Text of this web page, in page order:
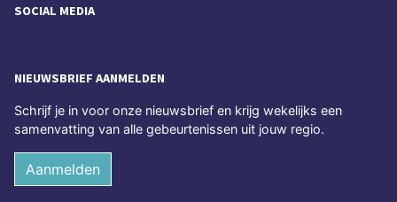
SOCIAL MEDIA
NIEUWSBRIEF AANMELDEN
Schrijf je in voor onze nieuwsbrief en krijg wekelijks een
samenvatting van alle gebeurtenissen uit jouw regio.
Aanmelden